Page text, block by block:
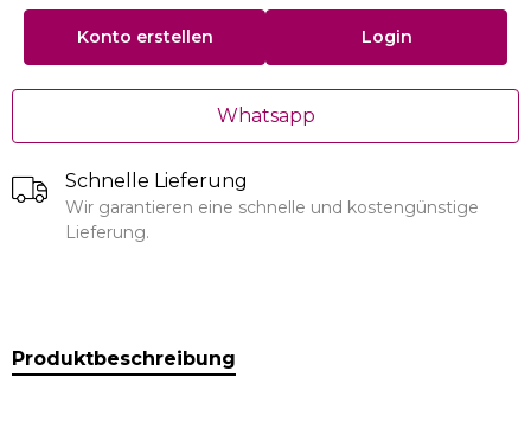
Konto erstellen Login
Whatsapp
Schnelle Lieferung
Wir garantieren eine schnelle und kostengünstige
Lieferung.
Produktbeschreibung